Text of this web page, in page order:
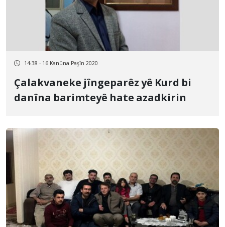
14:38 - 16 Kanûna Paşîn 2020
Çalakvaneke jîngeparêz yê Kurd bi
danîna barimteyê hate azadkirin